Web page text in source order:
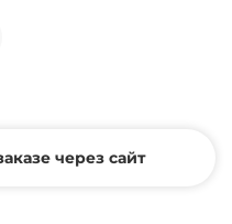
через сайт